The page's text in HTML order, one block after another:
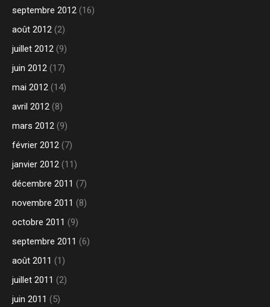
septembre 2012 (16)
août 2012 (2)
juillet 2012 (9)
juin 2012 (17)
mai 2012 (14)
avril 2012 (8)
mars 2012 (9)
février 2012 (7)
janvier 2012 (11)
décembre 2011 (7)
novembre 2011 (8)
octobre 2011 (9)
septembre 2011 (6)
août 2011 (1)
juillet 2011 (2)
juin 2011 (5)